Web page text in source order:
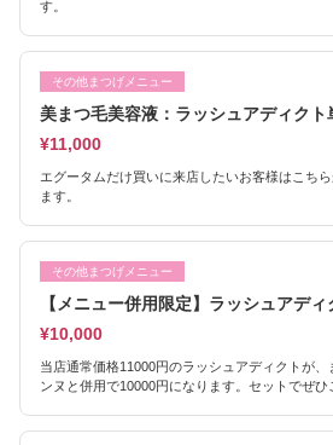
す。
その他まつげメニュー
美まつ毛美容液：ラッシュアディクト
¥11,000
エグータムだけ買いに来店したいお客様はこち
ます。
その他まつげメニュー
【メニュー併用限定】ラッシュアディ
¥10,000
当店通常価格11000円のラッシュアディクトが、
ンヌと併用で10000円になります。セットでぜひ